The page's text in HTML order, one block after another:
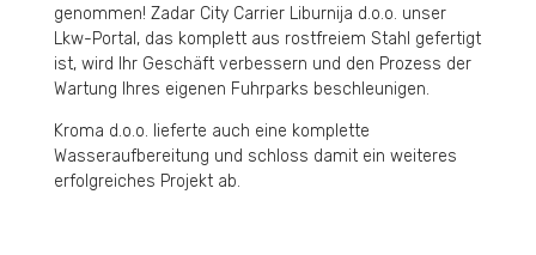
genommen! Zadar City Carrier Liburnija d.o.o. unser
Lkw-Portal, das komplett aus rostfreiem Stahl gefertigt
ist, wird Ihr Geschäft verbessern und den Prozess der
Wartung Ihres eigenen Fuhrparks beschleunigen.
Kroma d.o.o. lieferte auch eine komplette
Wasseraufbereitung und schloss damit ein weiteres
erfolgreiches Projekt ab.